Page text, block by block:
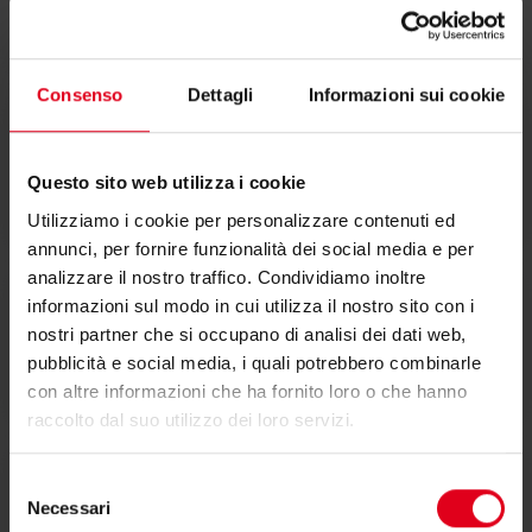
Consenso Dettagli Informazioni sui cookie
Questo sito web utilizza i cookie
Utilizziamo i cookie per personalizzare contenuti ed
annunci, per fornire funzionalità dei social media e per
analizzare il nostro traffico. Condividiamo inoltre
informazioni sul modo in cui utilizza il nostro sito con i
nostri partner che si occupano di analisi dei dati web,
pubblicità e social media, i quali potrebbero combinarle
con altre informazioni che ha fornito loro o che hanno
raccolto dal suo utilizzo dei loro servizi.
delNecessari
Dichiarazione di conformità
Testi di capitolato